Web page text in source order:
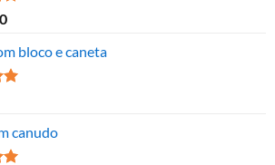
bloco e caneta
canudo